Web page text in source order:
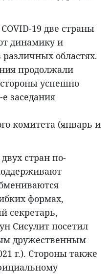
19 две страны
динамику и
областях.
продолжали
успешно
заседания
комитета (январь и
стран по-
формах,
секретарь,
Сисулит посетил
дружественным
г.). Стороны также